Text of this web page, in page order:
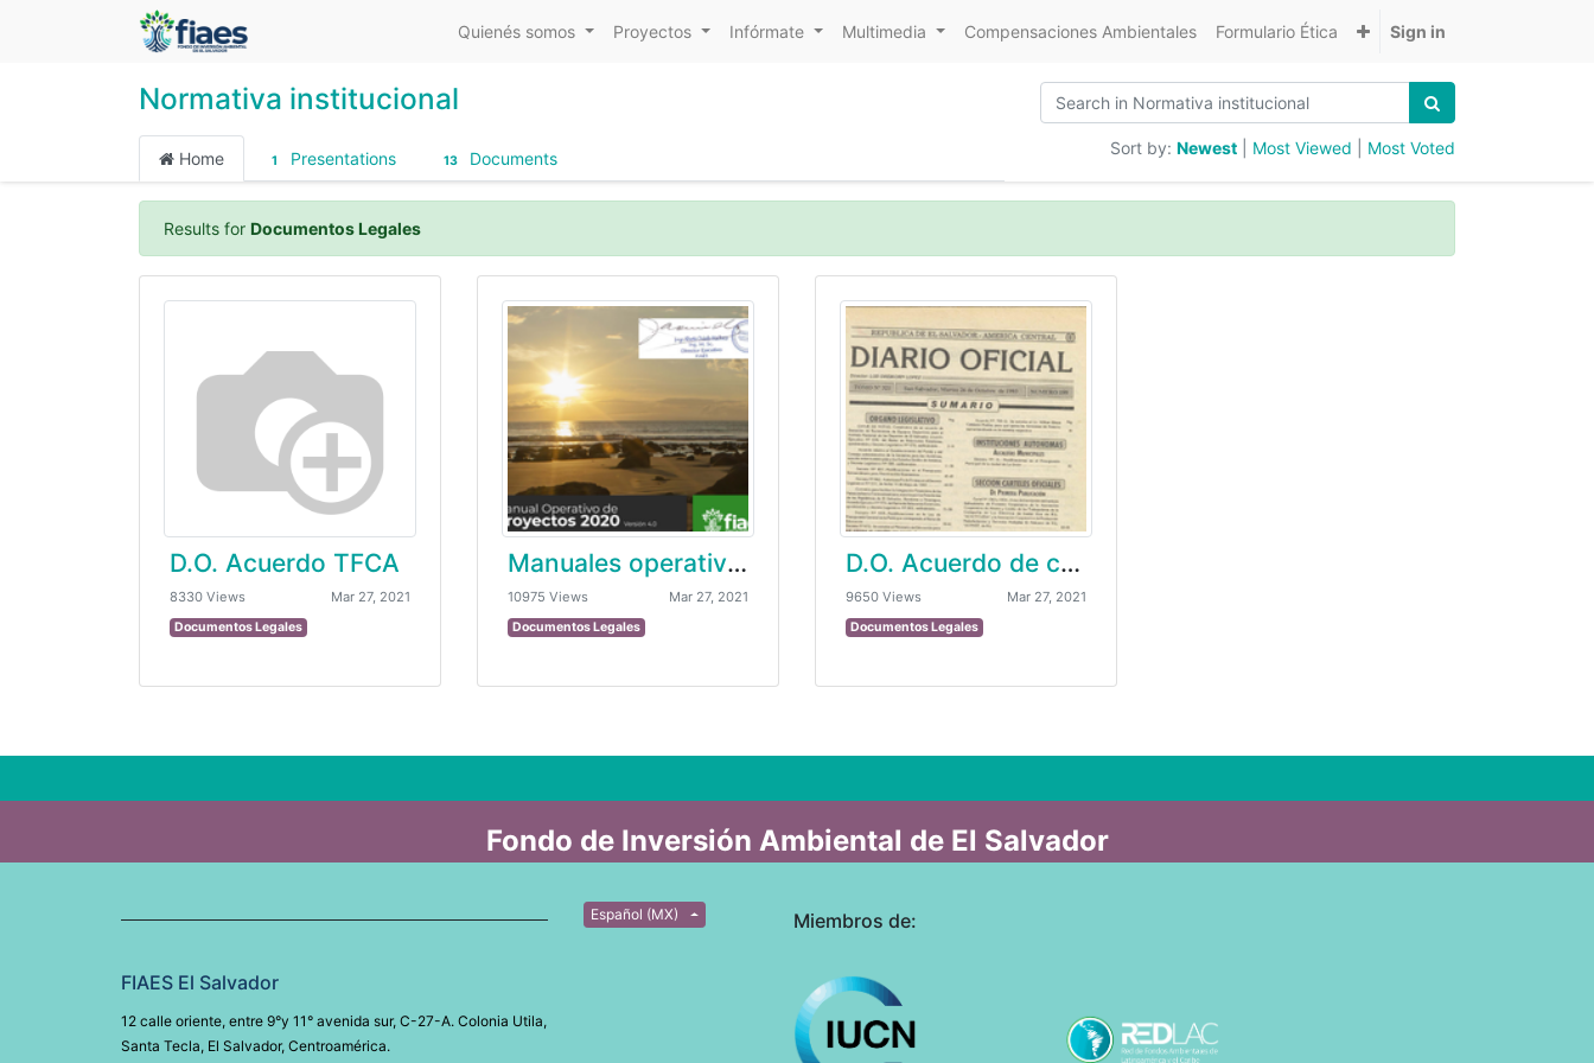
Quienés somos Proyectos Infórmate Multimedia Compensaciones Ambientales Formulario Ética Sign in
Normativa institucional
Home 1 Presentations 13 Documents
Sort by: Newest Most Viewed Most Voted
Results for Documentos Legales
D.O. Acuerdo TFCA
8330 Views Mar 27, 2021
Documentos Legales
Manuales operativos de proyectos 2020
10975 Views Mar 27, 2021
Documentos Legales
D.O. Acuerdo de creación FIAES
9650 Views Mar 27, 2021
Documentos Legales
Fondo de Inversión Ambiental de El Salvador
FIAES El Salvador
12 calle oriente, entre 9°y 11° avenida sur, C-27-A. Colonia Utila,
Santa Tecla, El Salvador, Centroamérica.
Español (MX) Miembros de: